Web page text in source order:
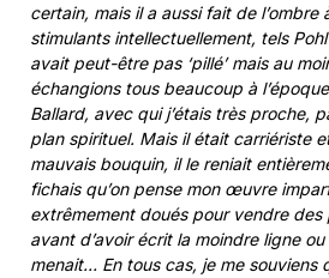
certain, mais il a aussi fait de
stimulants intellectuellement, tels
avait peut-être pas ‘pillé’ mais au
échangions tous beaucoup à
Ballard, avec qui j’étais très proche,
plan spirituel. Mais il était carriériste
mauvais bouquin, il le reniait
fichais qu’on pense mon œuvre
extrêmement doués pour vendre des
avant d’avoir écrit la moindre ligne
menait… En tous cas, je me souviens